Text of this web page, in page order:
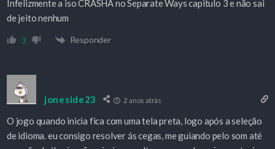
Infelizmente a iso CRASHA no Separate Ways capitulo 3 e não sai
de jeito nenhum
3 Responder
joneside23 2 anos atrás
O jogo quando inicia fica com uma tela preta, logo após a seleção
de idioma. eu consigo resolver ás cegas, me guiando pelo som até